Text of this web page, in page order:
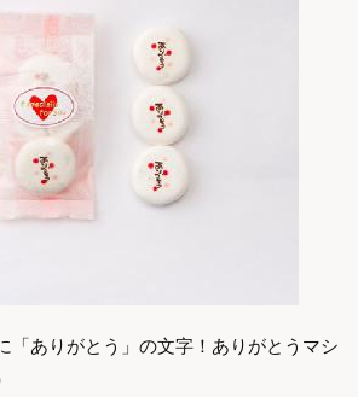
「ありがとう」の文字！ ありがとうマシ